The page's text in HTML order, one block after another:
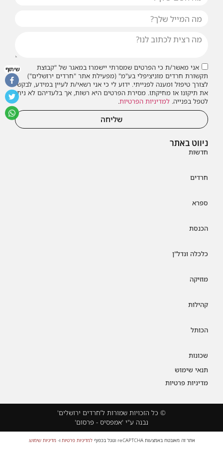
ניווט באתר
חדשות
חרדים
ספרא
הכנסת
כלכלה ונדל"ן
מוזיקה
קהילות
הכותל
שכונות
תנאי שימוש
מדיניות פרטיות
אני מאשר/ת כי הפרטים שמסרתי יישמרו במאגר של "קבוצת
תקשורת חרדים מוניציפלי בע"מ" (מפעילת אתר "חרדים ירושלים")
לצורך טיפול ומענה לפנייתי. ידוע לי כי אני רשאי/ת לעיין במידע, לבקש
את תיקונו או מחיקתו. מסירת הפרטים היא רשות, אך בלעדיהם לא ניתן
לטפל בפנייה. למדיניות הפרטיות.
שליחה
© כל הזכויות שמורות ל'חרדים ירושלים'
נבנה ע"י 'אמפסיס - פרסום'
אתר זה מאובטח באמצעות reCAPTCHA וגוגל בכפוף למדיניות פרטיות ו-מדיניות שימוש.
שיתוף